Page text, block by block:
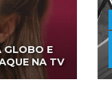
GLOBO E
NA TV